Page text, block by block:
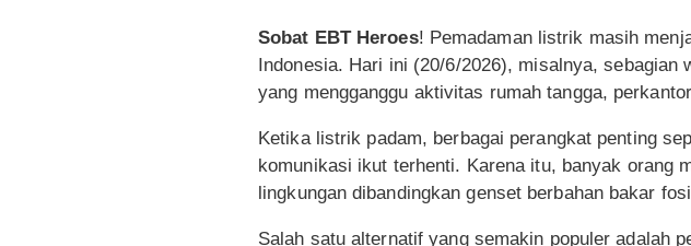
Sobat EBT Heroes! Pemadaman listrik masih
Indonesia. Hari ini (20/6/2026), misalnya,
yang mengganggu aktivitas rumah tangga,
Ketika listrik padam, berbagai perangkat penting
komunikasi ikut terhenti. Karena itu, banyak orang
lingkungan dibandingkan genset berbahan bakar
Salah satu alternatif yang semakin populer adalah